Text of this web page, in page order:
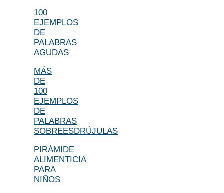
100
EJEMPLOS
DE
PALABRAS
AGUDAS
MÁS
DE
100
EJEMPLOS
DE
PALABRAS
SOBREESDRÚJULAS
PIRÁMIDE
ALIMENTICIA
PARA
NIÑOS